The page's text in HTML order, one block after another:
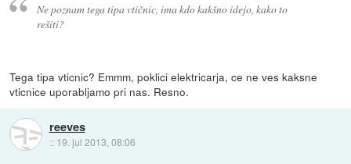
Ne poznam tega tipa vtičnic, ima kdo kakšno idejo, kako to
rešiti?
Tega tipa vticnic? Emmm, poklici elektricarja, ce ne ves kaksne
vticnice uporabljamo pri nas. Resno.
reeves
:: 19. jul 2013, 08:06